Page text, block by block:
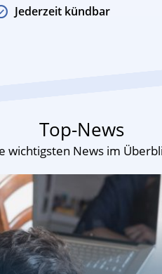
Jederzeit kündbar
Top-News
wichtigsten News im